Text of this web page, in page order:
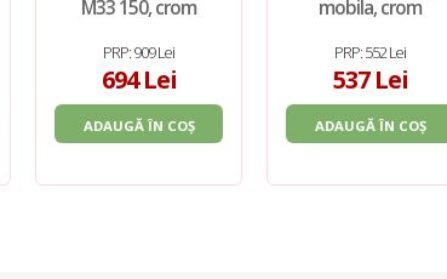
M33 150, crom
PRP: 909 Lei
694 Lei
ADAUGĂ ÎN COȘ
mobila, crom
PRP: 552 Lei
537 Lei
ADAUGĂ ÎN COȘ